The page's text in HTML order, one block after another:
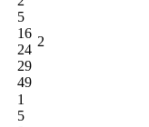
5
16
24
29
49
2
1
5